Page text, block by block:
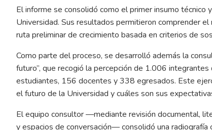
El informe se consolidó como el primer insumo
Universidad. Sus resultados permitieron comprender
ruta preliminar de crecimiento basada en criterios de
Como parte del proceso, se desarrolló además la
futuro”, que recogió la percepción de 1.006
estudiantes, 156 docentes y 338 egresados. Este
el futuro de la Universidad y cuáles son sus
El equipo consultor —mediante revisión documental,
y espacios de conversación— consolidó una